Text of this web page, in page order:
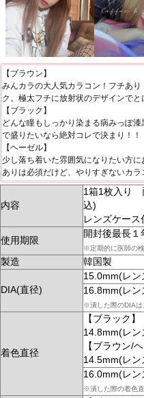
【ブラウン】
みんカラの大人気カラコン！フチあ
ク。極太フチに放射状のデザインでと
【ブラック】
どんな瞳もしっかり染まる病みっぽ
で盛りたいなら絶対コレで決まり！！
【ヘーゼル】
少し落ち着いた雰囲気になりたい方
ありは必須だけど、やりすぎないカラ
内容
1箱1枚入り
込)
レンズケース
使用期限
開封後最長１
※定期的に医師の検
製造 韓国製
DIA(直径)
15.0mm(レン
16.8mm(レン
※潰した際のDIAは
着色直径
【ブラック】
14.8mm(レン
【ブラウン/
14.5mm(レン
16.0mm(レン
※潰した際の着色